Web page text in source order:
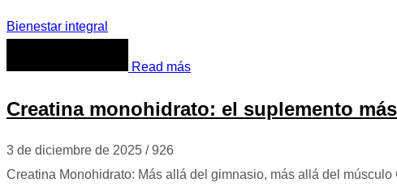
Bienestar integral
Read más
Creatina monohidrato: el suplemento
3 de diciembre de 2025 / 926
Creatina Monohidrato: Más allá del gimnasio, más allá del